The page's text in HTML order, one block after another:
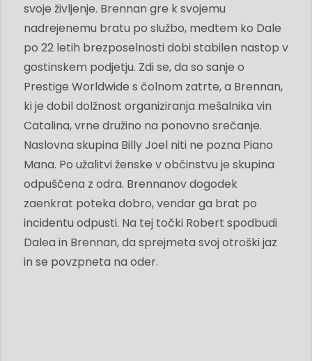
svoje življenje. Brennan gre k svojemu
nadrejenemu bratu po službo, medtem ko Dale
po 22 letih brezposelnosti dobi stabilen nastop v
gostinskem podjetju. Zdi se, da so sanje o
Prestige Worldwide s čolnom zatrte, a Brennan,
ki je dobil dolžnost organiziranja mešalnika vin
Catalina, vrne družino na ponovno srečanje.
Naslovna skupina Billy Joel niti ne pozna Piano
Mana. Po užalitvi ženske v občinstvu je skupina
odpuščena z odra. Brennanov dogodek
zaenkrat poteka dobro, vendar ga brat po
incidentu odpusti. Na tej točki Robert spodbudi
Dalea in Brennan, da sprejmeta svoj otroški jaz
in se povzpneta na oder.